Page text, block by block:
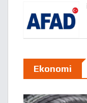
Ekonomi